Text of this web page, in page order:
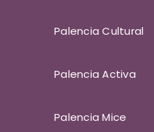
Palencia Cultural
Palencia Activa
Palencia Mice